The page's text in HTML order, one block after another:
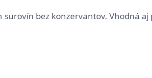
bez konzervantov. Vhodná aj